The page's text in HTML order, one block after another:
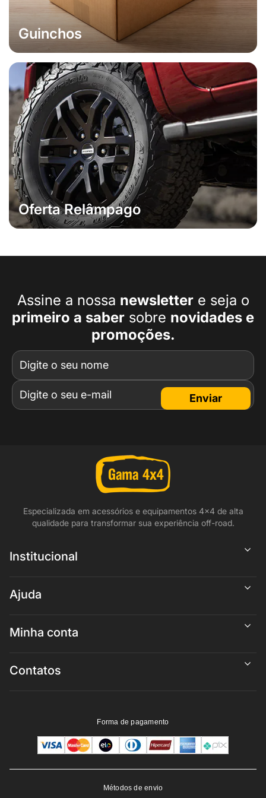
Guinchos
Oferta Relâmpago
Assine a nossa newslettere seja o
primeiro a saber sobre novidades e
promoções.
Enviar
Especializada em acessórios e equipamentos 4x4 de alta
qualidade para transformar sua experiência off-road.
Institucional
Ajuda
Minha conta
Contatos
Forma de pagamento
Métodos de envio